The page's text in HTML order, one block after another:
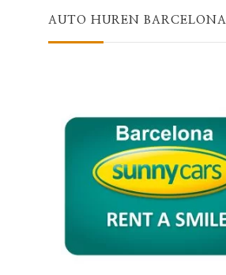
AUTO HUREN BARCELONA